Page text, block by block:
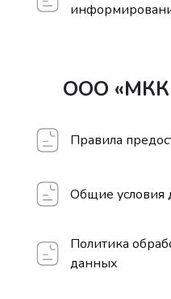
ООО
Правила
Общие условия
Политика
данных